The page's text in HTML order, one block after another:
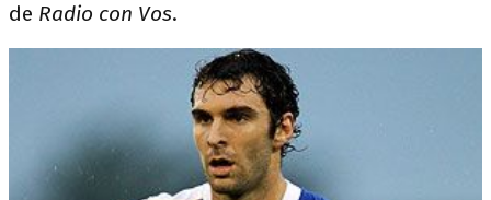
de Radio con Vos.